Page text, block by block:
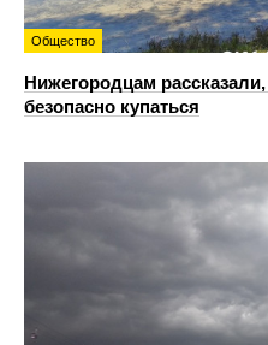
Общество
Нижегородцам
безопасно купаться